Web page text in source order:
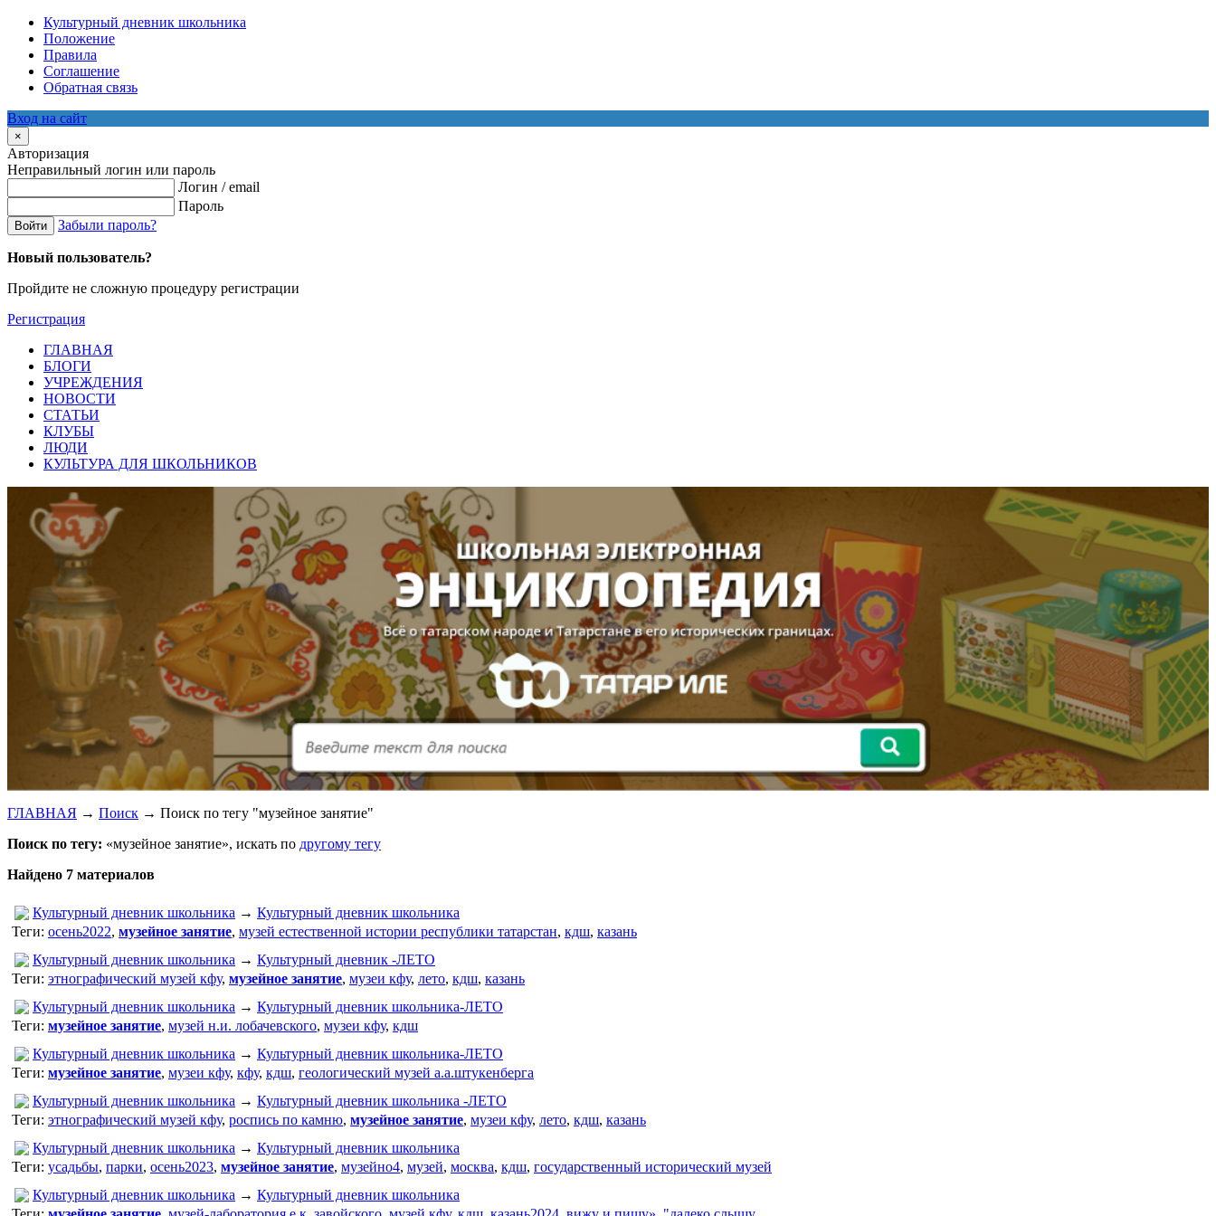
Культурный дневник школьника
Положение
Правила
Соглашение
Обратная связь
Вход на сайт
×
Авторизация
Неправильный логин или пароль
Логин / email
Пароль
Войти Забыли пароль?
Новый пользователь?
Пройдите не сложную процедуру регистрации
Регистрация
ГЛАВНАЯ
БЛОГИ
УЧРЕЖДЕНИЯ
НОВОСТИ
СТАТЬИ
КЛУБЫ
ЛЮДИ
КУЛЬТУРА ДЛЯ ШКОЛЬНИКОВ
ГЛАВНАЯ → Поиск → Поиск по тегу "музейное занятие"
Поиск по тегу: «музейное занятие», искать по другому тегу
Найдено 7 материалов
Культурный дневник школьника → Культурный дневник школьника
Теги: осень2022, музейное занятие, музей естественной истории республики татарстан, кдш, казань
Культурный дневник школьника → Культурный дневник -ЛЕТО
Теги: этнографический музей кфу, музейное занятие, музеи кфу, лето, кдш, казань
Культурный дневник школьника → Культурный дневник школьника-ЛЕТО
Теги: музейное занятие, музей н.и. лобачевского, музеи кфу, кдш
Культурный дневник школьника → Культурный дневник школьника-ЛЕТО
Теги: музейное занятие, музеи кфу, кфу, кдш, геологический музей а.а.штукенберга
Культурный дневник школьника → Культурный дневник школьника -ЛЕТО
Теги: этнографический музей кфу, роспись по камню, музейное занятие, музеи кфу, лето, кдш, казань
Культурный дневник школьника → Культурный дневник школьника
Теги: усадьбы, парки, осень2023, музейное занятие, музейно4, музей, москва, кдш, государственный исторический музей
Культурный дневник школьника → Культурный дневник школьника